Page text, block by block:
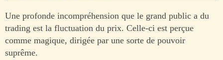
Une profonde incompréhension que le grand public a du
trading est la fluctuation du prix. Celle-ci est perçue
comme magique, dirigée par une sorte de pouvoir
suprême.